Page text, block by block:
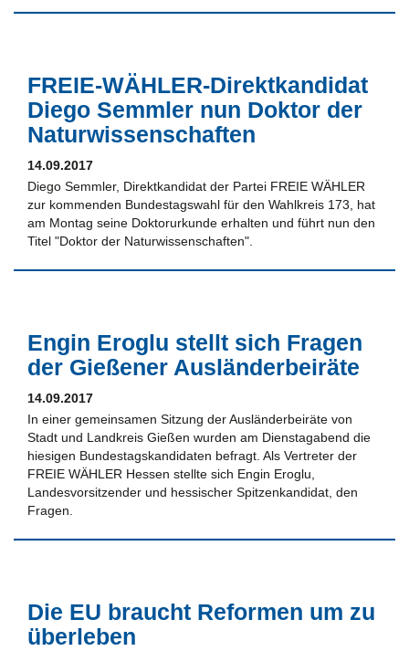
FREIE-WÄHLER-Direktkandidat
Diego Semmler nun Doktor der
Naturwissenschaften
14.09.2017
Diego Semmler, Direktkandidat der Partei FREIE WÄHLER
zur kommenden Bundestagswahl für den Wahlkreis 173, hat
am Montag seine Doktorurkunde erhalten und führt nun den
Titel "Doktor der Naturwissenschaften".
Engin Eroglu stellt sich Fragen
der Gießener Ausländerbeiräte
14.09.2017
In einer gemeinsamen Sitzung der Ausländerbeiräte von
Stadt und Landkreis Gießen wurden am Dienstagabend die
hiesigen Bundestagskandidaten befragt. Als Vertreter der
FREIE WÄHLER Hessen stellte sich Engin Eroglu,
Landesvorsitzender und hessischer Spitzenkandidat, den
Fragen.
Die EU braucht Reformen um zu
überleben